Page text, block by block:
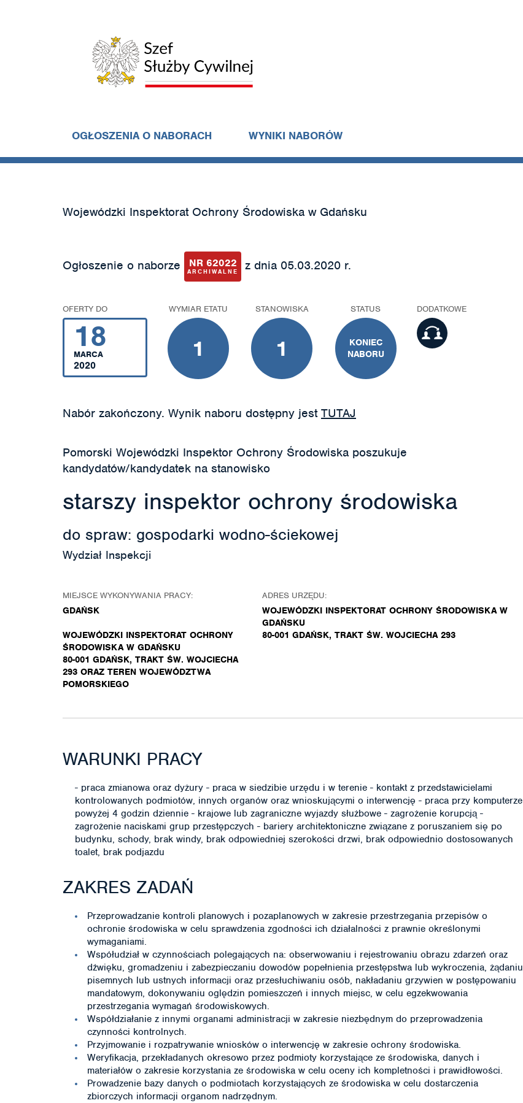
OGŁOSZENIA O NABORACH WYNIKI NABORÓW
Wojewódzki Inspektorat Ochrony Środowiska w Gdańsku
Ogłoszenie o naborze NR 62022
ARCHIWALNE z dnia 05.03.2020 r.
OFERTY DO
18
MARCA
2020
WYMIAR ETATU
1
STANOWISKA
1
STATUS
KONIEC
NABORU
DODATKOWE
Nabór zakończony. Wynik naboru dostępny jest TUTAJ
Pomorski Wojewódzki Inspektor Ochrony Środowiska poszukuje
kandydatów/kandydatek na stanowisko
starszy inspektor ochrony środowiska
do spraw: gospodarki wodno-ściekowej
Wydział Inspekcji
MIEJSCE WYKONYWANIA PRACY:
GDAŃSK
WOJEWÓDZKI INSPEKTORAT OCHRONY
ŚRODOWISKA W GDAŃSKU
80-001 GDAŃSK, TRAKT ŚW. WOJCIECHA
293 ORAZ TEREN WOJEWÓDZTWA
POMORSKIEGO
ADRES URZĘDU:
WOJEWÓDZKI INSPEKTORAT OCHRONY ŚRODOWISKA W
GDAŃSKU
80-001 GDAŃSK, TRAKT ŚW. WOJCIECHA 293
WARUNKI PRACY
- praca zmianowa oraz dyżury - praca w siedzibie urzędu i w terenie - kontakt z przedstawicielami
kontrolowanych podmiotów, innych organów oraz wnioskującymi o interwencję - praca przy komputerze
powyżej 4 godzin dziennie - krajowe lub zagraniczne wyjazdy służbowe - zagrożenie korupcją -
zagrożenie naciskami grup przestępczych - bariery architektoniczne związane z poruszaniem się po
budynku, schody, brak windy, brak odpowiedniej szerokości drzwi, brak odpowiednio dostosowanych
toalet, brak podjazdu
ZAKRES ZADAŃ
Przeprowadzanie kontroli planowych i pozaplanowych w zakresie przestrzegania przepisów o
ochronie środowiska w celu sprawdzenia zgodności ich działalności z prawnie określonymi
wymaganiami.
Współudział w czynnościach polegających na: obserwowaniu i rejestrowaniu obrazu zdarzeń oraz
dźwięku, gromadzeniu i zabezpieczaniu dowodów popełnienia przestępstwa lub wykroczenia, żądaniu
pisemnych lub ustnych informacji oraz przesłuchiwaniu osób, nakładaniu grzywien w postępowaniu
mandatowym, dokonywaniu oględzin pomieszczeń i innych miejsc, w celu egzekwowania
przestrzegania wymagań środowiskowych.
Współdziałanie z innymi organami administracji w zakresie niezbędnym do przeprowadzenia
czynności kontrolnych.
Przyjmowanie i rozpatrywanie wniosków o interwencję w zakresie ochrony środowiska.
Weryfikacja, przekładanych okresowo przez podmioty korzystające ze środowiska, danych i
materiałów o zakresie korzystania ze środowiska w celu oceny ich kompletności i prawidłowości.
Prowadzenie bazy danych o podmiotach korzystających ze środowiska w celu dostarczenia
zbiorczych informacji organom nadrzędnym.